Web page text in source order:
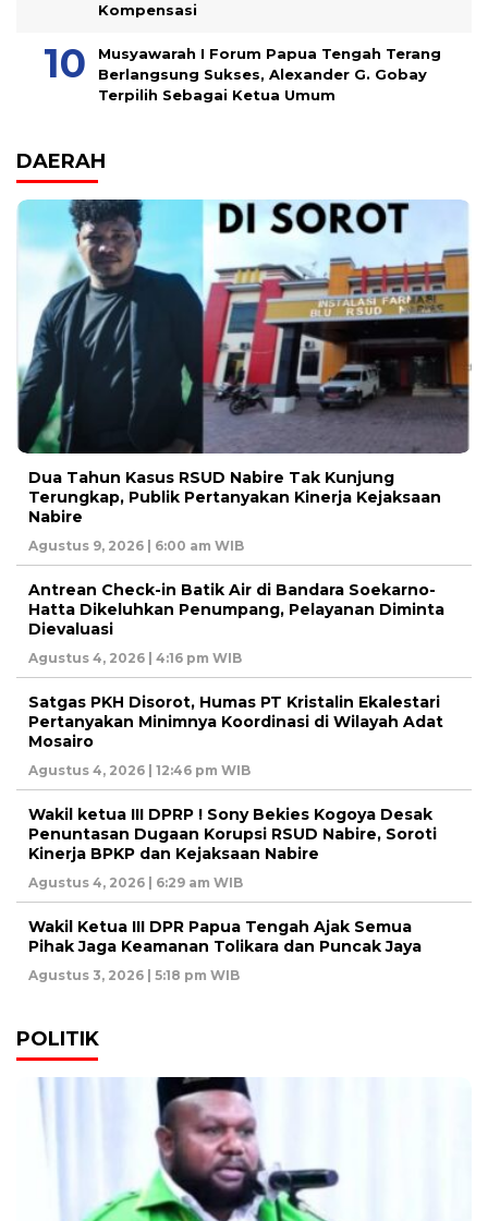
Kompensasi
Musyawarah I Forum Papua Tengah Terang
Berlangsung Sukses, Alexander G. Gobay
Terpilih Sebagai Ketua Umum
DAERAH
Dua Tahun Kasus RSUD Nabire Tak Kunjung
Terungkap, Publik Pertanyakan Kinerja Kejaksaan
Nabire
Agustus 9, 2026 | 6:00 am WIB
Antrean Check-in Batik Air di Bandara Soekarno-
Hatta Dikeluhkan Penumpang, Pelayanan Diminta
Dievaluasi
Agustus 4, 2026 | 4:16 pm WIB
Satgas PKH Disorot, Humas PT Kristalin Ekalestari
Pertanyakan Minimnya Koordinasi di Wilayah Adat
Mosairo
Agustus 4, 2026 | 12:46 pm WIB
Wakil ketua III DPRP ! Sony Bekies Kogoya Desak
Penuntasan Dugaan Korupsi RSUD Nabire, Soroti
Kinerja BPKP dan Kejaksaan Nabire
Agustus 4, 2026 | 6:29 am WIB
Wakil Ketua III DPR Papua Tengah Ajak Semua
Pihak Jaga Keamanan Tolikara dan Puncak Jaya
Agustus 3, 2026 | 5:18 pm WIB
POLITIK